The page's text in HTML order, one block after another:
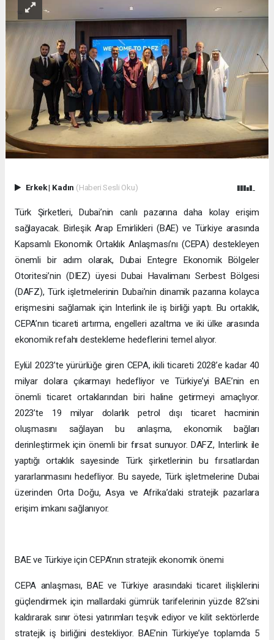
Erkek| Kadın (Haberi Sesli Oku)
Türk Şirketleri, Dubai’nin canlı pazarına daha kolay erişim
sağlayacak. Birleşik Arap Emirlikleri (BAE) ve Türkiye arasında
Kapsamlı Ekonomik Ortaklık Anlaşması’nı (CEPA) destekleyen
önemli bir adım olarak, Dubai Entegre Ekonomik Bölgeler
Otoritesi’nin (DIEZ) üyesi Dubai Havalimanı Serbest Bölgesi
(DAFZ), Türk işletmelerinin Dubai’nin dinamik pazarına kolayca
erişmesini sağlamak için Interlink ile iş birliği yaptı. Bu ortaklık,
CEPA’nın ticareti artırma, engelleri azaltma ve iki ülke arasında
ekonomik refahı destekleme hedeflerini temel alıyor.
Eylül 2023’te yürürlüğe giren CEPA, ikili ticareti 2028’e kadar 40
milyar dolara çıkarmayı hedefliyor ve Türkiye’yi BAE’nin en
önemli ticaret ortaklarından biri haline getirmeyi amaçlıyor.
2023’te 19 milyar dolarlık petrol dışı ticaret hacminin
oluşmasını sağlayan bu anlaşma, ekonomik bağları
derinleştirmek için önemli bir fırsat sunuyor. DAFZ, Interlink ile
yaptığı ortaklık sayesinde Türk şirketlerinin bu fırsatlardan
yararlanmasını hedefliyor. Bu sayede, Türk işletmelerine Dubai
üzerinden Orta Doğu, Asya ve Afrika’daki stratejik pazarlara
erişim imkanı sağlanıyor.
BAE ve Türkiye için CEPA’nın stratejik ekonomik önemi
CEPA anlaşması, BAE ve Türkiye arasındaki ticaret ilişkilerini
güçlendirmek için mallardaki gümrük tarifelerinin yüzde 82’sini
kaldırarak sınır ötesi yatırımları teşvik ediyor ve kilit sektörlerde
stratejik iş birliğini destekliyor. BAE’nin Türkiye’ye toplamda 5